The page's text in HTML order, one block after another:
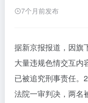
7个月前发布
据新京报报道，因旗
大量违规色情交互内
已被追究刑事责任。
法院一审判决，两名